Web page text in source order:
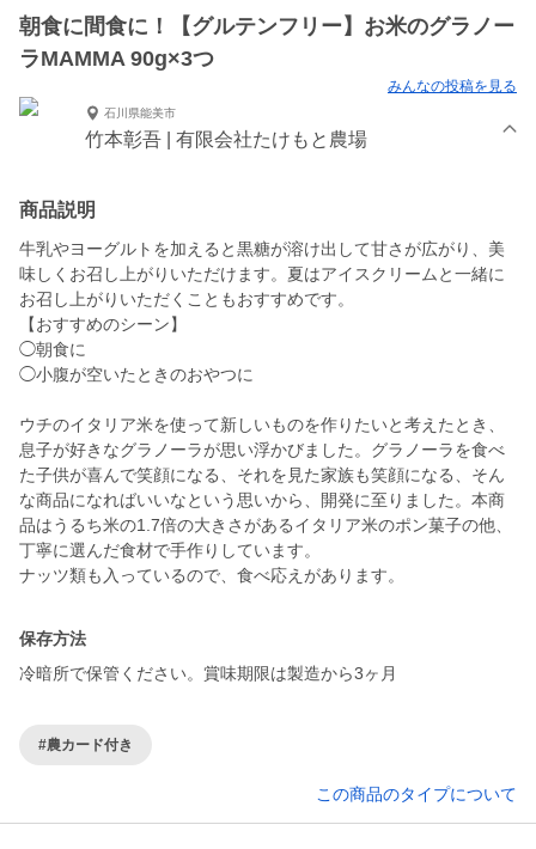
朝食に間食に！【グルテンフリー】お米のグラノー
ラMAMMA 90g×3つ
みんなの投稿を見る
石川県能美市
竹本彰吾 | 有限会社たけもと農場
商品説明
牛乳やヨーグルトを加えると黒糖が溶け出して甘さが広がり、美
味しくお召し上がりいただけます。夏はアイスクリームと一緒に
お召し上がりいただくこともおすすめです。
【おすすめのシーン】
◯朝食に
◯小腹が空いたときのおやつに
ウチのイタリア米を使って新しいものを作りたいと考えたとき、
息子が好きなグラノーラが思い浮かびました。グラノーラを食べ
た子供が喜んで笑顔になる、それを見た家族も笑顔になる、そん
な商品になればいいなという思いから、開発に至りました。本商
品はうるち米の1.7倍の大きさがあるイタリア米のポン菓子の他、
丁寧に選んだ食材で手作りしています。
ナッツ類も入っているので、食べ応えがあります。
保存方法
冷暗所で保管ください。賞味期限は製造から3ヶ月
#農カード付き
この商品のタイプについて